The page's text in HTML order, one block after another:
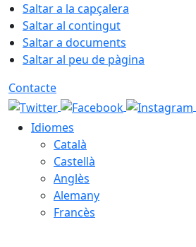
Saltar a la capçalera
Saltar al contingut
Saltar a documents
Saltar al peu de pàgina
Contacte
Idiomes
Català
Castellà
Anglès
Alemany
Francès